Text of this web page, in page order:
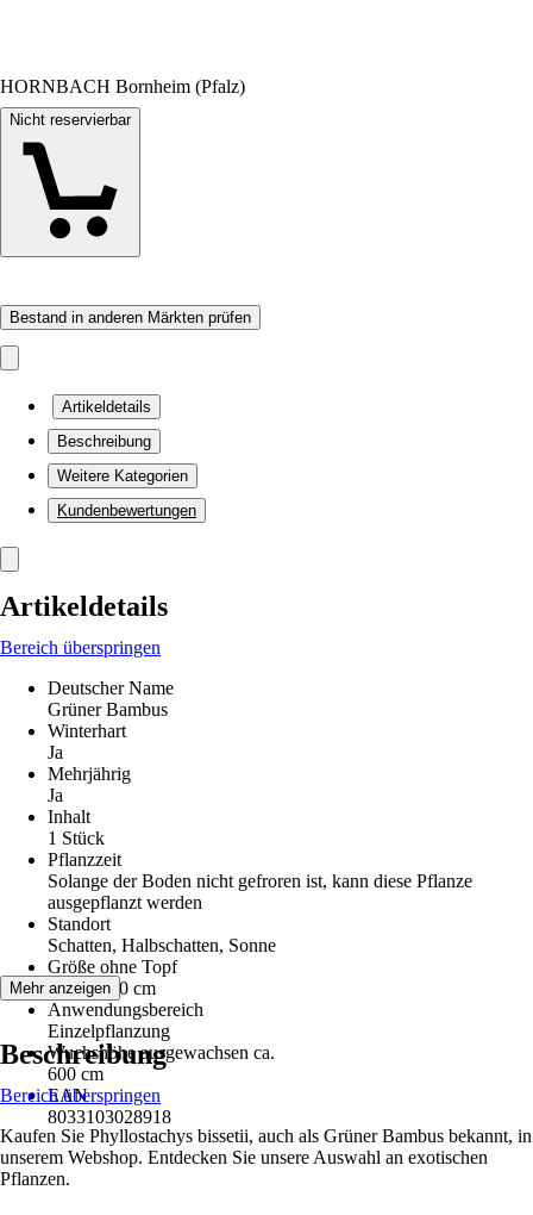
HORNBACH Bornheim (Pfalz)
Nicht reservierbar
Bestand in anderen Märkten prüfen
Artikeldetails
Beschreibung
Weitere Kategorien
Kundenbewertungen
Artikeldetails
Bereich überspringen
Deutscher Name
Grüner Bambus
Winterhart
Ja
Mehrjährig
Ja
Inhalt
1 Stück
Pflanzzeit
Solange der Boden nicht gefroren ist, kann diese Pflanze
ausgepflanzt werden
Standort
Schatten, Halbschatten, Sonne
Größe ohne Topf
60 cm - 80 cm
Anwendungsbereich
Einzelpflanzung
Wuchshöhe ausgewachsen ca.
600 cm
EAN
8033103028918
Mehr anzeigen
Beschreibung
Bereich überspringen
Kaufen Sie Phyllostachys bissetii, auch als Grüner Bambus bekannt, in
unserem Webshop. Entdecken Sie unsere Auswahl an exotischen
Pflanzen.